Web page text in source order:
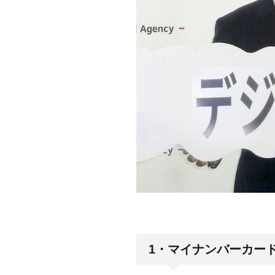
1・マイナンバーカー